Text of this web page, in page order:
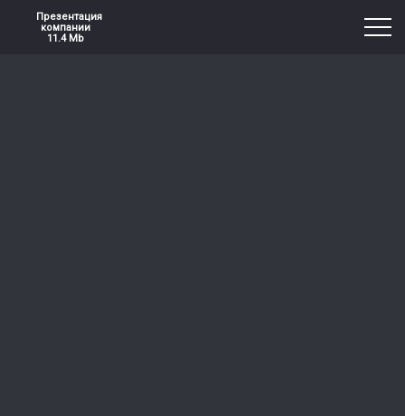
Презентация
компании
11.4 Mb